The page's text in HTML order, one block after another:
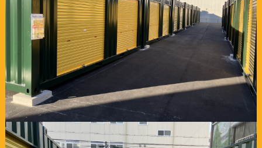
よくある質問
利用者の声
0120-816-185